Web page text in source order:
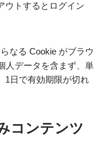
ウトするとログイン
なる Cookie がブラウ
人データを含まず、単
1日で有効期限が切れ
コンテンツ